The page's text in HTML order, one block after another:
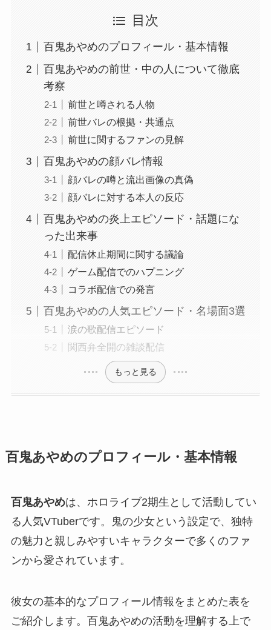
目次
百鬼あやめのプロフィール・基本情報
百鬼あやめの前世・中の人について徹底
考察
前世と噂される人物
前世バレの根拠・共通点
前世に関するファンの見解
百鬼あやめの顔バレ情報
顔バレの噂と流出画像の真偽
顔バレに対する本人の反応
百鬼あやめの炎上エピソード・話題にな
った出来事
配信休止期間に関する議論
ゲーム配信でのハプニング
コラボ配信での発言
百鬼あやめの人気エピソード・名場面3選
涙の歌配信エピソード
関西弁全開の雑談配信
もっと見る
百鬼あやめのプロフィール・基本情報
百鬼あやめは、ホロライブ2期生として活動してい
る人気VTuberです。鬼の少女という設定で、独特
の魅力と親しみやすいキャラクターで多くのファ
ンから愛されています。
彼女の基本的なプロフィール情報をまとめた表を
ご紹介します。百鬼あやめの活動を理解する上で